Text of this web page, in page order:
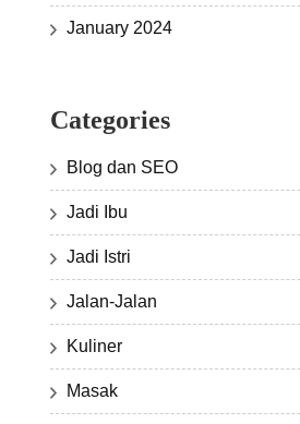
January 2024
Categories
Blog dan SEO
Jadi Ibu
Jadi Istri
Jalan-Jalan
Kuliner
Masak